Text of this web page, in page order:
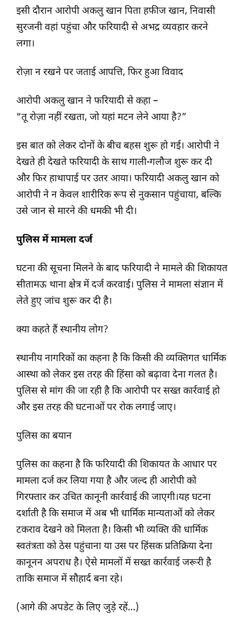
इसी दौरान आरोपी अकलु खान पिता हफीज खान, निवासी
सुरजनी वहां पहुंचा और फरियादी से अभद्र व्यवहार करने
लगा।
रोज़ा न रखने पर जताई आपत्ति, फिर हुआ विवाद
आरोपी अकलु खान ने फरियादी से कहा –
“तू रोज़ा नहीं रखता, जो यहां मटन लेने आया है?”
इस बात को लेकर दोनों के बीच बहस शुरू हो गई। आरोपी ने
देखते ही देखते फरियादी के साथ गाली-गलौज शुरू कर दी
और फिर हाथापाई पर उतर आया। फरियादी अकलु खान को
आरोपी ने न केवल शारीरिक रूप से नुकसान पहुंचाया, बल्कि
उसे जान से मारने की धमकी भी दी।
पुलिस में मामला दर्ज
घटना की सूचना मिलने के बाद फरियादी ने मामले की शिकायत
सीतामऊ थाना क्षेत्र में दर्ज करवाई। पुलिस ने मामला संज्ञान में
लेते हुए जांच शुरू कर दी है।
क्या कहते हैं स्थानीय लोग?
स्थानीय नागरिकों का कहना है कि किसी की व्यक्तिगत धार्मिक
आस्था को लेकर इस तरह की हिंसा को बढ़ावा देना गलत है।
पुलिस से मांग की जा रही है कि आरोपी पर सख्त कार्रवाई हो
और इस तरह की घटनाओं पर रोक लगाई जाए।
पुलिस का बयान
पुलिस का कहना है कि फरियादी की शिकायत के आधार पर
मामला दर्ज कर लिया गया है और जल्द ही आरोपी को
गिरफ्तार कर उचित कानूनी कार्रवाई की जाएगी।यह घटना
दर्शाती है कि समाज में अब भी धार्मिक मान्यताओं को लेकर
टकराव देखने को मिलता है। किसी भी व्यक्ति की धार्मिक
स्वतंत्रता को ठेस पहुंचाना या उस पर हिंसक प्रतिक्रिया देना
कानूनन अपराध है। ऐसे मामलों में सख्त कार्रवाई जरूरी है
ताकि समाज में सौहार्द बना रहे।
(आगे की अपडेट के लिए जुड़े रहें…)